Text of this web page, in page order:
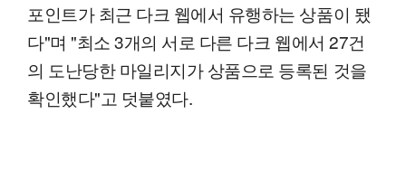
포인트가 최근 다크 웹에서 유행하는 상품이 됐
다"며 "최소 3개의 서로 다른 다크 웹에서 27건
의 도난당한 마일리지가 상품으로 등록된 것을
확인했다"고 덧붙였다.